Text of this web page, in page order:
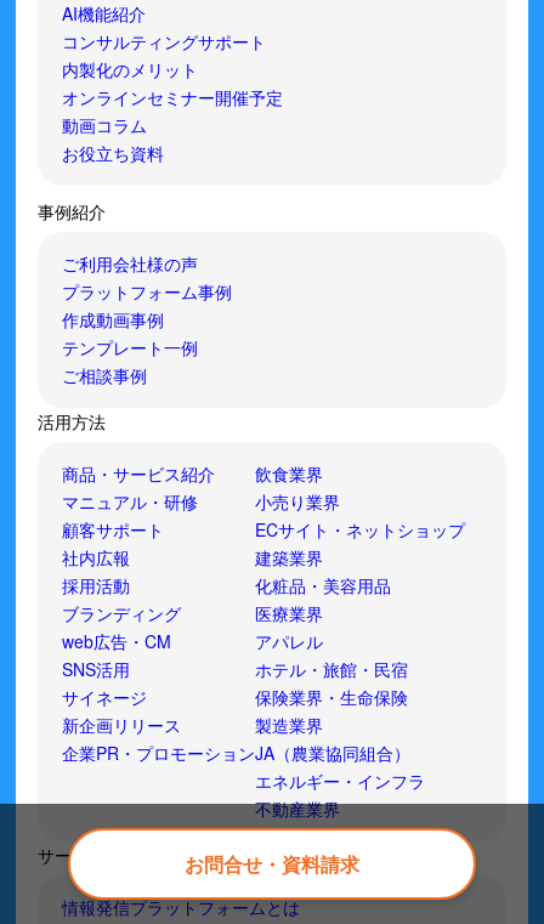
お問合せ・資料請求
AI機能紹介
コンサルティングサポート
内製化のメリット
オンラインセミナー開催予定
動画コラム
お役立ち資料
事例紹介
ご利用会社様の声
プラットフォーム事例
作成動画事例
テンプレート一例
ご相談事例
活用方法
商品・サービス紹介
マニュアル・研修
顧客サポート
社内広報
採用活動
ブランディング
web広告・CM
SNS活用
サイネージ
新企画リリース
企業PR・プロモーション
飲食業界
小売り業界
ECサイト・ネットショップ
建築業界
化粧品・美容用品
医療業界
アパレル
ホテル・旅館・民宿
保険業界・生命保険
製造業界
JA（農業協同組合）
エネルギー・インフラ
不動産業界
サービス
情報発信プラットフォームとは